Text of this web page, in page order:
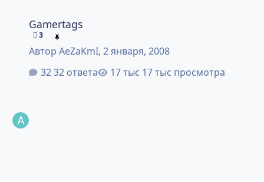
Gamertags
3
Автор AeZaKmI, 2 января, 2008
32 ответа
17 тыс просмотра